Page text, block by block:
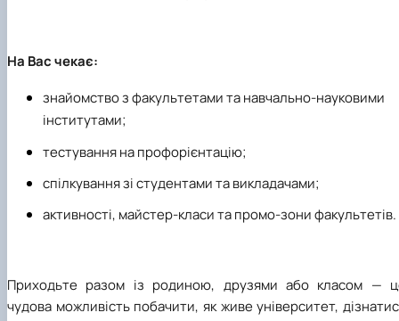
На Вас чекає:
знайомство з факультетами та навчально-науковими
інститутами;
тестування на профорієнтацію;
спілкування зі студентами та викладачами;
активності, майстер-класи та промо-зони факультетів.
Приходьте разом із родиною, друзями або класом —
чудова можливість побачити, як живе університет,